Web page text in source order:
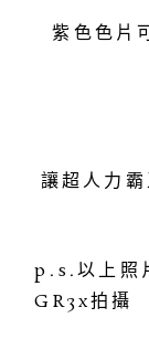
紫色色片
讓超人力
p.s.以上照
GR3x拍攝